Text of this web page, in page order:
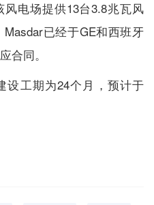
风电场提供13台3.8兆瓦风
已经于GE和西班牙
合同。
设工期为24个月，预计于